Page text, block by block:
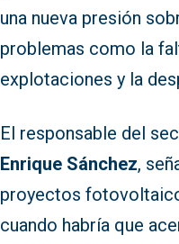
una nueva presión
problemas como la
explotaciones y la
El responsable del
Enrique Sánchez,
proyectos
cuando habría que